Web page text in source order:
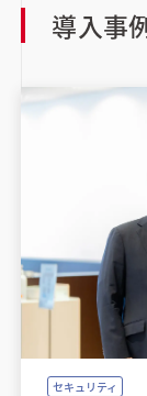
導入事
セキュリティ